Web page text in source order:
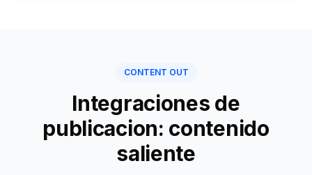
CONTENT OUT
Integraciones de
publicacion: contenido
saliente